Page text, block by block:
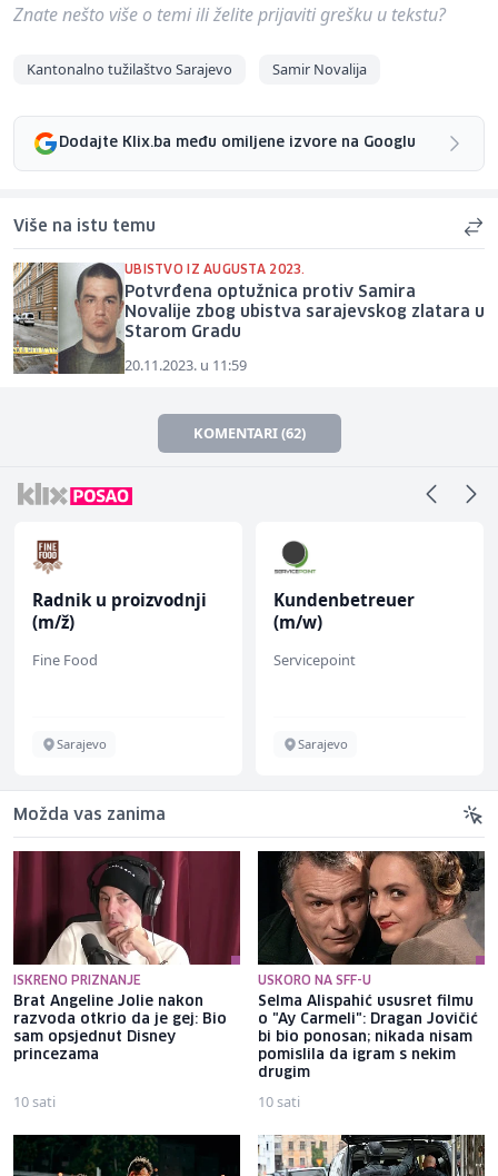
Znate nešto više o temi ili želite prijaviti grešku u tekstu?
Kantonalno tužilaštvo Sarajevo Samir Novalija
Dodajte Klix.ba među omiljene izvore na Googlu
Više na istu temu
UBISTVO IZ AUGUSTA 2023.
Potvrđena optužnica protiv Samira
Novalije zbog ubistva sarajevskog zlatara u
Starom Gradu
20.11.2023. u 11:59
KOMENTARI (62)
Radnik u proizvodnji
(m/ž)
Fine Food
Sarajevo
Kundenbetreuer
(m/w)
Servicepoint
Sarajevo
Možda vas zanima
ISKRENO PRIZNANJE
Brat Angeline Jolie nakon
razvoda otkrio da je gej: Bio
sam opsjednut Disney
princezama
10 sati
USKORO NA SFF-U
Selma Alispahić ususret filmu
o "Ay Carmeli": Dragan Jovičić
bi bio ponosan; nikada nisam
pomislila da igram s nekim
drugim
10 sati